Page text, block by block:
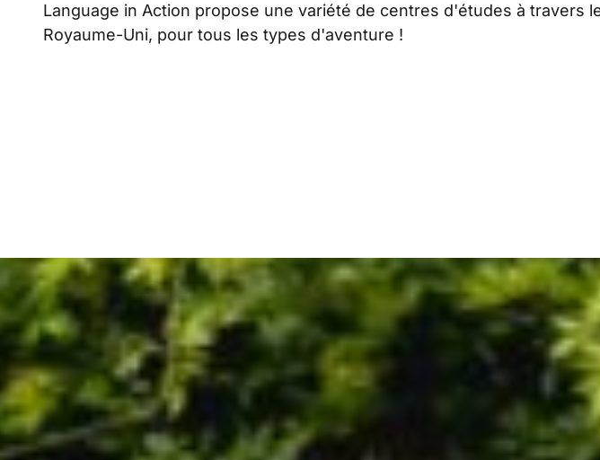
Language in Action propose une variété de centres d'études à travers
Royaume-Uni, pour tous les types d'aventure !